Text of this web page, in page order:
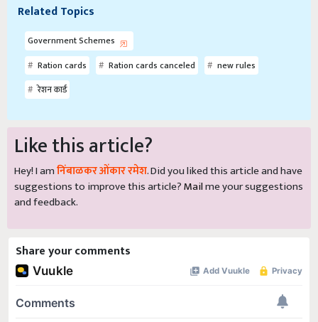
Related Topics
Government Schemes
Ration cards
Ration cards canceled
new rules
रेशन कार्ड
Like this article?
Hey! I amनिंबाळकर ओंकार रमेश. Did you liked this article and have
suggestions to improve this article?Mailme your suggestions
and feedback.
Share your comments